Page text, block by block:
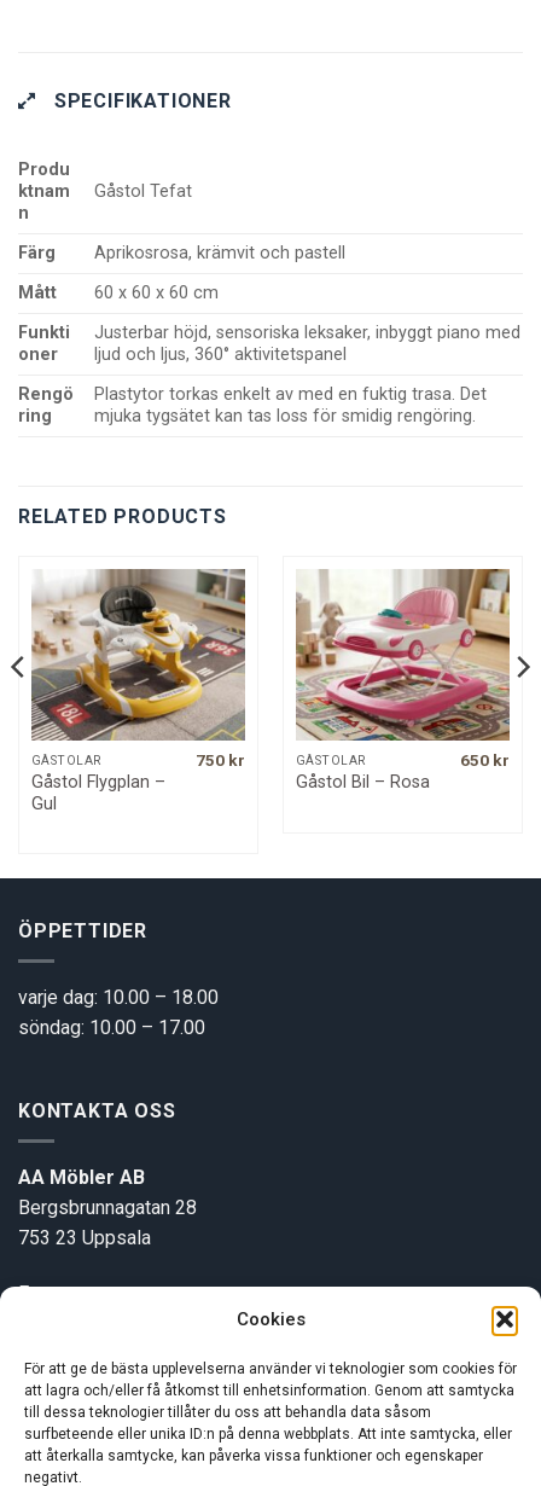
Cookies
För att ge de bästa upplevelserna använder vi teknologier som cookies för
att lagra och/eller få åtkomst till enhetsinformation. Genom att samtycka
till dessa teknologier tillåter du oss att behandla data såsom
surfbeteende eller unika ID:n på denna webbplats. Att inte samtycka, eller
att återkalla samtycke, kan påverka vissa funktioner och egenskaper
negativt.
SPECIFIKATIONER
Produ
ktnam
n
Gåstol Tefat
Färg
Aprikosrosa, krämvit och pastell
Mått
60 x 60 x 60 cm
Funkti
oner
Justerbar höjd, sensoriska leksaker, inbyggt piano med
ljud och ljus, 360° aktivitetspanel
Rengö
ring
Plastytor torkas enkelt av med en fuktig trasa. Det
mjuka tygsätet kan tas loss för smidig rengöring.
RELATED PRODUCTS
GÅSTOLAR
Gåstol Flygplan –
Gul
750 kr GÅSTOLAR
Gåstol Bil – Rosa
650 kr
ÖPPETTIDER
varje dag: 10.00 – 18.00
söndag: 10.00 – 17.00
KONTAKTA OSS
AA Möbler AB
Bergsbrunnagatan 28
753 23 Uppsala
E-post:
INFORMATION
Om oss